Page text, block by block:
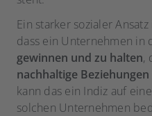
Ein starker sozialer
dass ein Unternehmen in
gewinnen und zu halten,
nachhaltige
kann das ein Indiz auf
solchen Unternehmen